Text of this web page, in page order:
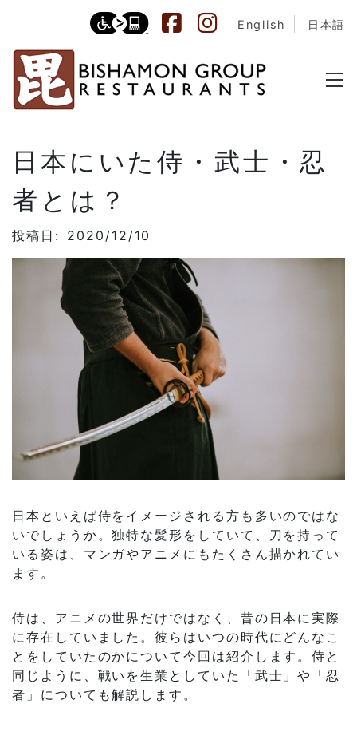
English 日本語
日本にいた侍・武士・忍
者とは？
投稿日: 2020/12/10
日本といえば侍をイメージされる方も多いのではな
いでしょうか。独特な髪形をしていて、刀を持って
いる姿は、マンガやアニメにもたくさん描かれてい
ます。
侍は、アニメの世界だけではなく、昔の日本に実際
に存在していました。彼らはいつの時代にどんなこ
とをしていたのかについて今回は紹介します。侍と
同じように、戦いを生業としていた「武士」や「忍
者」についても解説します。